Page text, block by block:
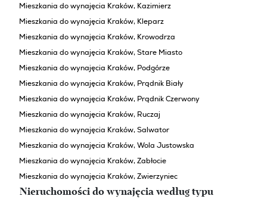
Mieszkania do wynajęcia Kraków, Kazimierz
Mieszkania do wynajęcia Kraków, Kleparz
Mieszkania do wynajęcia Kraków, Krowodrza
Mieszkania do wynajęcia Kraków, Stare Miasto
Mieszkania do wynajęcia Kraków, Podgórze
Mieszkania do wynajęcia Kraków, Prądnik Biały
Mieszkania do wynajęcia Kraków, Prądnik Czerwony
Mieszkania do wynajęcia Kraków, Ruczaj
Mieszkania do wynajęcia Kraków, Salwator
Mieszkania do wynajęcia Kraków, Wola Justowska
Mieszkania do wynajęcia Kraków, Zabłocie
Mieszkania do wynajęcia Kraków, Zwierzyniec
Nieruchomości do wynajęcia według typu